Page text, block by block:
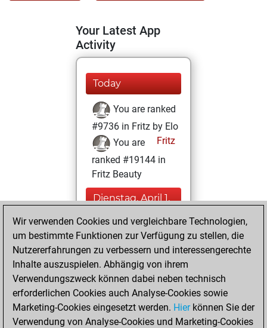
Your Latest App
Activity
Today
You are ranked
#9736 in Fritz by Elo
Fritz
You are
ranked #19144 in
Fritz Beauty
Dienstag, April 1,
You played 6
blitz games
Play
You scored +0
=0 -6 in blitz
Sonntag, März 30,
Wir verwenden Cookies und vergleichbare Technologien,
um bestimmte Funktionen zur Verfügung zu stellen, die
Nutzererfahrungen zu verbessern und interessengerechte
Inhalte auszuspielen. Abhängig von ihrem
Verwendungszweck können dabei neben technisch
erforderlichen Cookies auch Analyse-Cookies sowie
Marketing-Cookies eingesetzt werden. Hierkönnen Sie der
Verwendung von Analyse-Cookies und Marketing-Cookies